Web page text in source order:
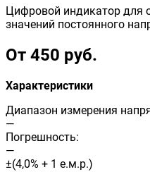
Цифровой индикатор для
значений постоянного
От 450 руб.
Характеристики
Диапазон измерения
—
Погрешность:
—
±(4,0% + 1 е.м.р.)